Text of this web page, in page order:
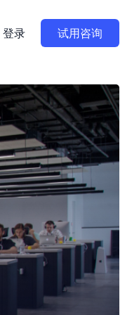
登录 试用咨询